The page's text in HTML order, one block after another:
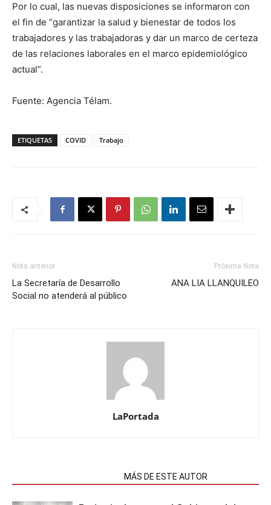
Por lo cual, las nuevas disposiciones se informaron con
el fin de “garantizar la salud y bienestar de todos los
trabajadores y las trabajadoras y dar un marco de certeza
de las relaciones laborales en el marco epidemiológico
actual”.
Fuente: Agencia Télam.
ETIQUETAS COVID Trabajo
Nota anterior
La Secretaría de Desarrollo
Social no atenderá al público
Próxima Nota
ANA LIA LLANQUILEO
LaPortada
MÁS DE ESTE AUTOR